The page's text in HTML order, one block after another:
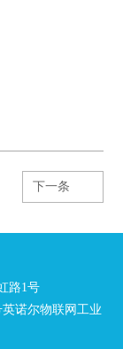
下一条
路1号
诺尔物联网工业